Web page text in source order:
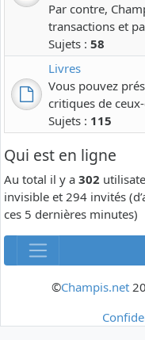
Par contre,
transactions et
Sujets : 58
Livres
Vous pouvez
critiques de
Sujets : 115
Qui est en ligne
Au total il y a 302
invisible et 294 invités
ces 5 dernières minutes)
©Champis.net